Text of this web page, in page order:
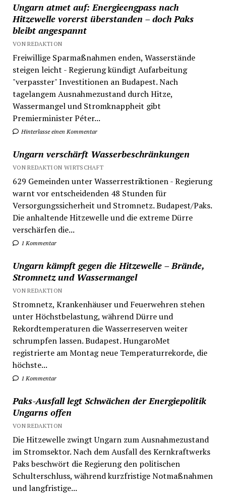
Ungarn atmet auf: Energieengpass nach
Hitzewelle vorerst überstanden – doch Paks
bleibt angespannt
VON REDAKTION
Freiwillige Sparmaßnahmen enden, Wasserstände
steigen leicht - Regierung kündigt Aufarbeitung
"verpasster" Investitionen an Budapest. Nach
tagelangem Ausnahmezustand durch Hitze,
Wassermangel und Stromknappheit gibt
Premierminister Péter...
Hinterlasse einen Kommentar
Ungarn verschärft Wasserbeschränkungen
VON REDAKTION WIRTSCHAFT
629 Gemeinden unter Wasserrestriktionen - Regierung
warnt vor entscheidenden 48 Stunden für
Versorgungssicherheit und Stromnetz. Budapest/Paks.
Die anhaltende Hitzewelle und die extreme Dürre
verschärfen die...
1 Kommentar
Ungarn kämpft gegen die Hitzewelle – Brände,
Stromnetz und Wassermangel
VON REDAKTION
Stromnetz, Krankenhäuser und Feuerwehren stehen
unter Höchstbelastung, während Dürre und
Rekordtemperaturen die Wasserreserven weiter
schrumpfen lassen. Budapest. HungaroMet
registrierte am Montag neue Temperaturrekorde, die
höchste...
1 Kommentar
Paks-Ausfall legt Schwächen der Energiepolitik
Ungarns offen
VON REDAKTION
Die Hitzewelle zwingt Ungarn zum Ausnahmezustand
im Stromsektor. Nach dem Ausfall des Kernkraftwerks
Paks beschwört die Regierung den politischen
Schulterschluss, während kurzfristige Notmaßnahmen
und langfristige...